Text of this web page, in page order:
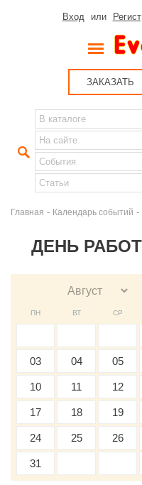
Вход или
ЗАКАЗАТЬ
Главная - Календарь событий -
ДЕНЬ
ПН ВТ СР
03 04 05
10 11 12
17 18 19
24 25 26
31